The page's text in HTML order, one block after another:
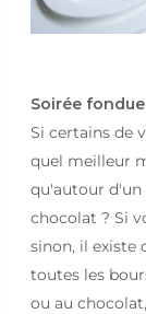
Soirée fondue
Si certains de
quel meilleur
qu'autour d'un
chocolat ? Si
sinon, il existe
toutes les
ou au